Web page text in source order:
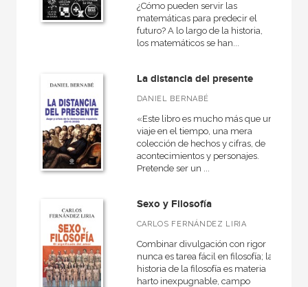
¿Cómo pueden servir las
matemáticas para predecir el
futuro? A lo largo de la historia,
los matemáticos se han...
La distancia del presente
DANIEL BERNABÉ
«Este libro es mucho más que un
viaje en el tiempo, una mera
colección de hechos y cifras, de
acontecimientos y personajes.
Pretende ser un ...
Sexo y Filosofía
CARLOS FERNÁNDEZ LIRIA
Combinar divulgación con rigor
nunca es tarea fácil en filosofía; la
historia de la filosofía es materia
harto inexpugnable, campo